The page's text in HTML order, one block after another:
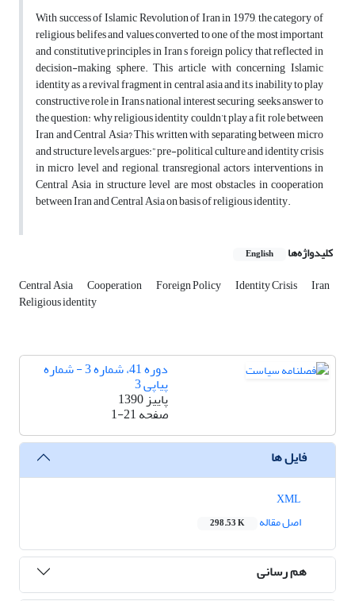
With success of Islamic Revolution of Iran in 1979, the category of
religious belifes and values converted to one of the most important
and constitutive principles in Iran s foreign policy that reflected in
decision-making sphere. This article with concerning Islamic
identity as a revival fragment in central asia and it,s inability to play
constructive role in Iran,s national interest securing, seeks answer to
the question: why religious identity couldn’t play a fit role between
Iran and Central Asia? This written with separating between micro
and structure levels argues:” pre-political culture and identity crisis
in micro level and regional, transregional actors interventions in
Central Asia in structure level are most obstacles in cooperation
between Iran and Central Asia on basis of religious identity.
کلیدواژه‌ها English
Central Asia Cooperation Foreign Policy Identity Crisis Iran
Religious identity
دوره 41، شماره 3 - شماره
پیاپی 3
پاییز 1390
صفحه1-21
فایل ها
اصل مقاله
298.53 K
هم رسانی